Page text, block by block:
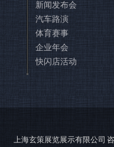
新闻发布会
汽车路演
体育赛事
企业年会
快闪店活动
上海玄策展览展示有限公司